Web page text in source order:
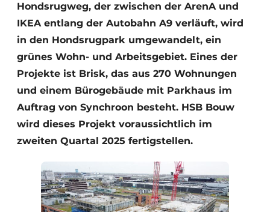
Videos
Hondsrugweg, der zwischen der ArenA und
IKEA entlang der Autobahn A9 verläuft, wird
in den Hondsrugpark umgewandelt, ein
grünes Wohn- und Arbeitsgebiet. Eines der
Projekte ist Brisk, das aus 270 Wohnungen
und einem Bürogebäude mit Parkhaus im
Auftrag von Synchroon besteht. HSB Bouw
wird dieses Projekt voraussichtlich im
zweiten Quartal 2025 fertigstellen.